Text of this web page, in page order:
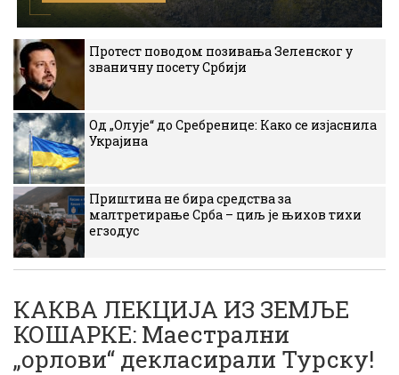
Протест поводом позивања Зеленског у
званичну посету Србији
Од „Олује“ до Сребренице: Како се изјаснила
Украјина
Приштина не бира средства за
малтретирање Срба – циљ је њихов тихи
егзодус
КАКВА ЛЕКЦИЈА ИЗ ЗЕМЉЕ
КОШАРКЕ: Маестрални
„орлови“ декласирали Турску!